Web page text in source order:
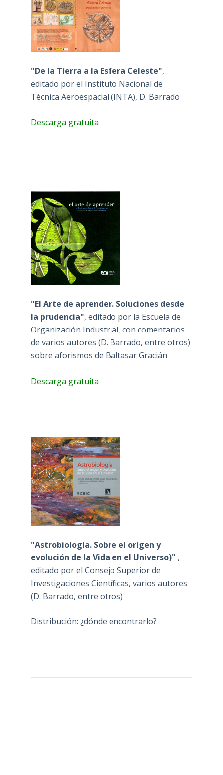
"De la Tierra a la Esfera Celeste",
editado por el Instituto Nacional de
Técnica Aeroespacial (INTA), D. Barrado
Descarga gratuita
"El Arte de aprender. Soluciones desde
la prudencia", editado por la Escuela de
Organización Industrial, con comentarios
de varios autores (D. Barrado, entre otros)
sobre aforismos de Baltasar Gracián
Descarga gratuita
"Astrobiología. Sobre el origen y
evolución de la Vida en el Universo)" ,
editado por el Consejo Superior de
Investigaciones Científicas, varios autores
(D. Barrado, entre otros)
Distribución: ¿dónde encontrarlo?